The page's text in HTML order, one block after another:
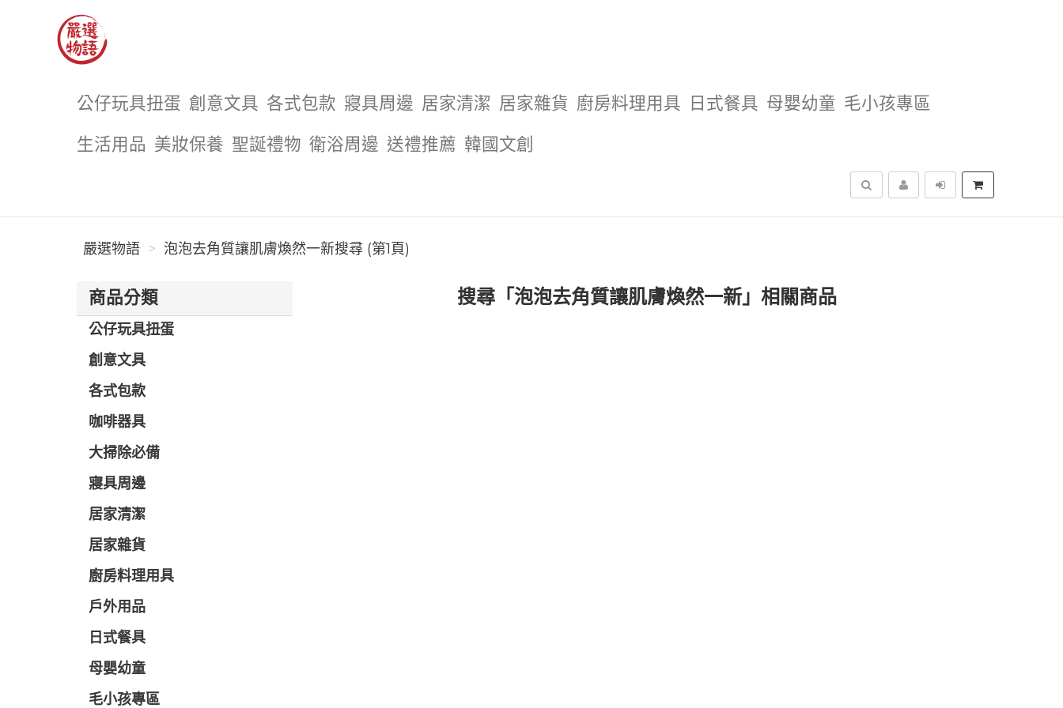
公仔玩具扭蛋 創意文具 各式包款 寢具周邊 居家清潔 居家雜貨 廚房料理用具 日式餐具 母嬰幼童 毛小孩專區
生活用品 美妝保養 聖誕禮物 衛浴周邊 送禮推薦 韓國文創
搜尋
嚴選物語 泡泡去角質讓肌膚煥然一新搜尋 (第1頁)
商品分類
公仔玩具扭蛋
創意文具
各式包款
咖啡器具
大掃除必備
寢具周邊
居家清潔
居家雜貨
廚房料理用具
戶外用品
日式餐具
母嬰幼童
毛小孩專區
搜尋「泡泡去角質讓肌膚煥然一新」相關商品